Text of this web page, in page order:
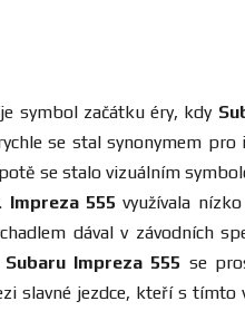
symbol začátku éry, kdy
se stal synonymem
se stalo vizuálním
. Impreza 555 využívala
dával v závodních
Subaru Impreza 555 se
slavné jezdce, kteří s